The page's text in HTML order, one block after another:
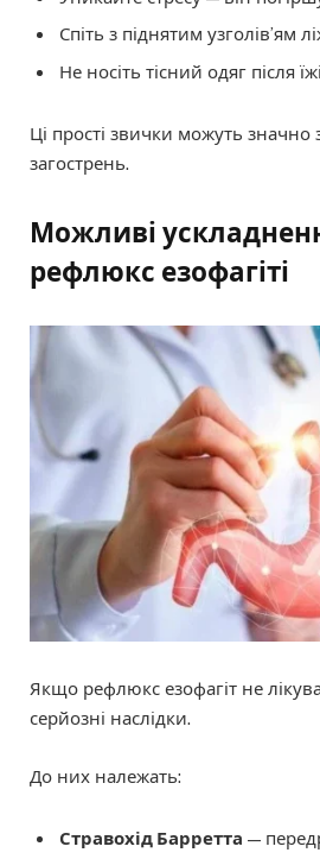
Спіть з піднятим узголів’ям
Не носіть тісний одяг після
Ці прості звички можуть
загострень.
Можливі
рефлюкс езофагіті
Якщо рефлюкс езофагіт не
серйозні наслідки.
До них належать:
Стравохід Барретта —